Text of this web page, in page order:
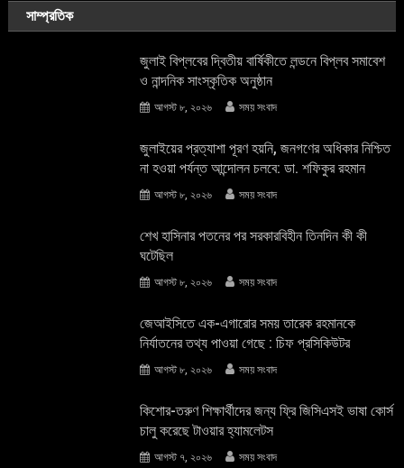
সাম্প্রতিক
জুলাই বিপ্লবের দ্বিতীয় বার্ষিকীতে লন্ডনে বিপ্লব সমাবেশ
ও নান্দনিক সাংস্কৃতিক অনুষ্ঠান
আগস্ট ৮, ২০২৬ সময় সংবাদ
জুলাইয়ের প্রত্যাশা পূরণ হয়নি, জনগণের অধিকার নিশ্চিত
না হওয়া পর্যন্ত আন্দোলন চলবে: ডা. শফিকুর রহমান
আগস্ট ৮, ২০২৬ সময় সংবাদ
শেখ হাসিনার পতনের পর সরকারবিহীন তিনদিন কী কী
ঘটেছিল
আগস্ট ৮, ২০২৬ সময় সংবাদ
জেআইসিতে এক-এগারোর সময় তারেক রহমানকে
নির্যাতনের তথ্য পাওয়া গেছে : চিফ প্রসিকিউটর
আগস্ট ৮, ২০২৬ সময় সংবাদ
কিশোর-তরুণ শিক্ষার্থীদের জন্য ফ্রি জিসিএসই ভাষা কোর্স
চালু করেছে টাওয়ার হ্যামলেটস
আগস্ট ৭, ২০২৬ সময় সংবাদ